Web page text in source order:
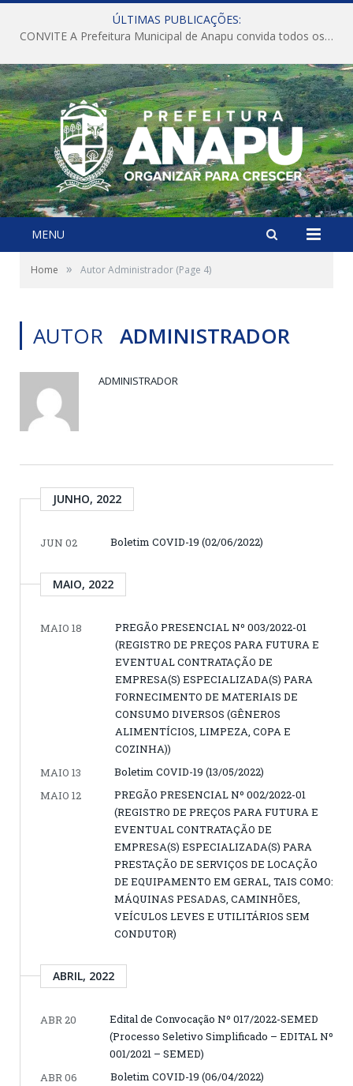
ÚLTIMAS PUBLICAÇÕES:
CONVITE A Prefeitura Municipal de Anapu convida todos os servidores públicos municipais para participarem da Audiência Pública de discussão da Lei de Diretrizes Orçamentárias (LDO), importante instrumento de planejamento das ações e investimentos da Administração Pública para o próximo exercício financeiro.
MENU
Home » Autor Administrador (Page 4)
AUTOR ADMINISTRADOR
ADMINISTRADOR
JUNHO, 2022
JUN 02 Boletim COVID-19 (02/06/2022)
MAIO, 2022
MAIO 18
PREGÃO PRESENCIAL Nº 003/2022-01
(REGISTRO DE PREÇOS PARA FUTURA E
EVENTUAL CONTRATAÇÃO DE
EMPRESA(S) ESPECIALIZADA(S) PARA
FORNECIMENTO DE MATERIAIS DE
CONSUMO DIVERSOS (GÊNEROS
ALIMENTÍCIOS, LIMPEZA, COPA E
COZINHA))
MAIO 13
Boletim COVID-19 (13/05/2022)
MAIO 12
PREGÃO PRESENCIAL Nº 002/2022-01
(REGISTRO DE PREÇOS PARA FUTURA E
EVENTUAL CONTRATAÇÃO DE
EMPRESA(S) ESPECIALIZADA(S) PARA
PRESTAÇÃO DE SERVIÇOS DE LOCAÇÃO
DE EQUIPAMENTO EM GERAL, TAIS COMO:
MÁQUINAS PESADAS, CAMINHÕES,
VEÍCULOS LEVES E UTILITÁRIOS SEM
CONDUTOR)
ABRIL, 2022
ABR 20
Edital de Convocação Nº 017/2022-SEMED
(Processo Seletivo Simplificado – EDITAL Nº
001/2021 – SEMED)
ABR 06
Boletim COVID-19 (06/04/2022)